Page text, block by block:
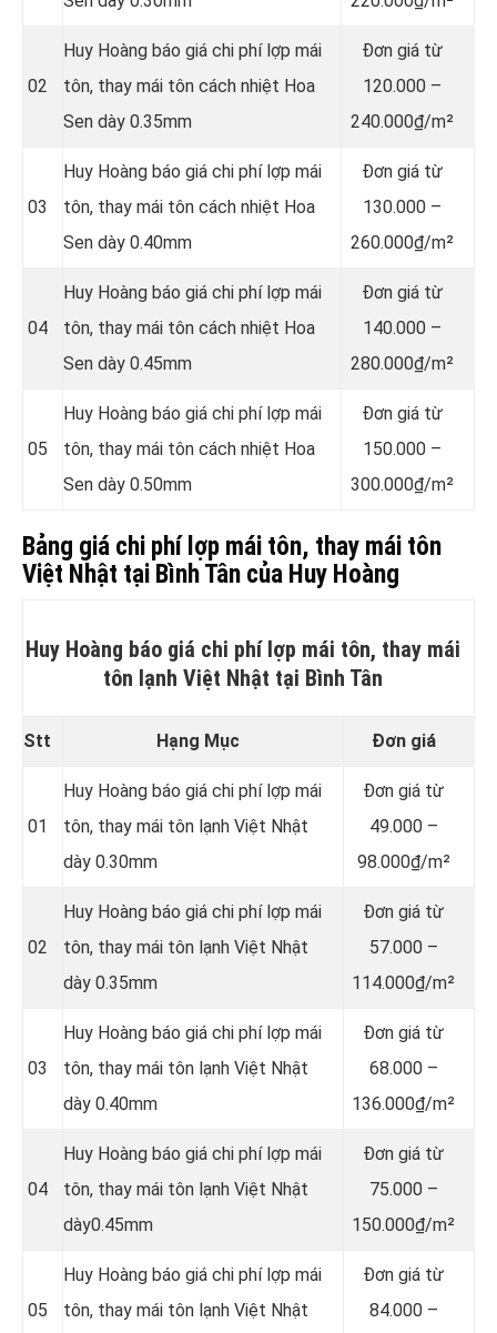
02
Huy Hoàng báo giá chi phí lợp mái
tôn, thay mái tôn cách nhiệt Hoa
Sen dày 0.35mm
Đơn giá từ
120.000 –
240.000₫/m²
03
Huy Hoàng báo giá chi phí lợp mái
tôn, thay mái tôn cách nhiệt Hoa
Sen dày 0.40mm
Đơn giá từ
130.000 –
260.000₫/m²
04
Huy Hoàng báo giá chi phí lợp mái
tôn, thay mái tôn cách nhiệt Hoa
Sen dày 0.45mm
Đơn giá từ
140.000 –
280.000₫/m²
05
Huy Hoàng báo giá chi phí lợp mái
tôn, thay mái tôn cách nhiệt Hoa
Sen dày 0.50mm
Đơn giá từ
150.000 –
300.000₫/m²
Bảng giá chi phí lợp mái tôn, thay mái tôn
Việt Nhật tại Bình Tân của Huy Hoàng
Huy Hoàng báo giá chi phí lợp mái tôn, thay mái
tôn lạnh Việt Nhật tại Bình Tân
Stt Hạng Mục Đơn giá
01
Huy Hoàng báo giá chi phí lợp mái
tôn, thay mái tôn lạnh Việt Nhật
dày 0.30mm
Đơn giá từ
49.000 –
98.000₫/m²
02
Huy Hoàng báo giá chi phí lợp mái
tôn, thay mái tôn lạnh Việt Nhật
dày 0.35mm
Đơn giá từ
57.000 –
114.000₫/m²
03
Huy Hoàng báo giá chi phí lợp mái
tôn, thay mái tôn lạnh Việt Nhật
dày 0.40mm
Đơn giá từ
68.000 –
136.000₫/m²
04
Huy Hoàng báo giá chi phí lợp mái
tôn, thay mái tôn lạnh Việt Nhật
dày0.45mm
Đơn giá từ
75.000 –
150.000₫/m²
05
Huy Hoàng báo giá chi phí lợp mái
tôn, thay mái tôn lạnh Việt Nhật
Đơn giá từ
84.000 –